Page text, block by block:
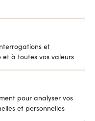
et
à toutes vos valeurs
pour analyser vos
et personnelles